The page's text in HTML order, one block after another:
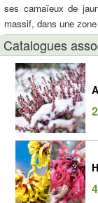
ses camaïeux de
massif, dans une
Catalogues